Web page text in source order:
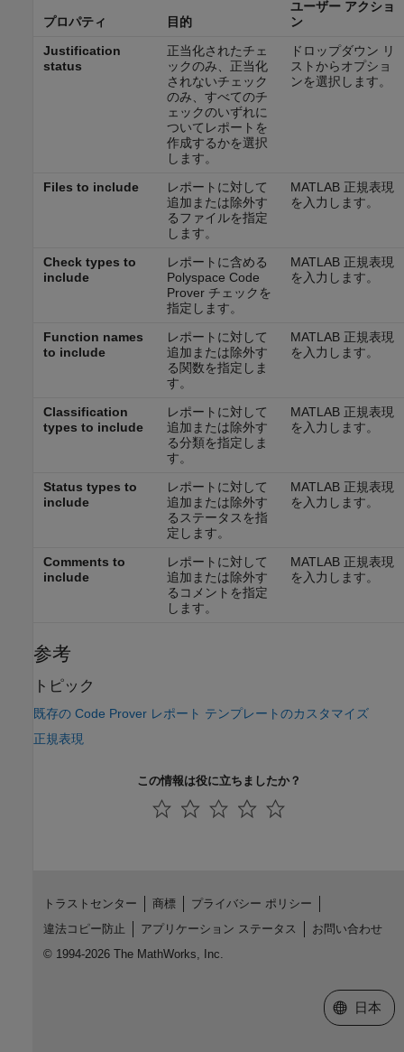
プロパティ 目的
ユーザー アクショ
ン
Justification
status
正当化されたチェ
ックのみ、正当化
されないチェック
のみ、すべてのチ
ェックのいずれに
ついてレポートを
作成するかを選択
します。
ドロップダウン リ
ストからオプショ
ンを選択します。
Files to include
レポートに対して
追加または除外す
るファイルを指定
します。
MATLAB 正規表現
を入力します。
Check types to
include
レポートに含める
Polyspace Code
Proverチェックを
指定します。
MATLAB 正規表現
を入力します。
Function names
to include
レポートに対して
追加または除外す
る関数を指定しま
す。
MATLAB 正規表現
を入力します。
Classification
types to include
レポートに対して
追加または除外す
る分類を指定しま
す。
MATLAB 正規表現
を入力します。
Status types to
include
レポートに対して
追加または除外す
るステータスを指
定します。
MATLAB 正規表現
を入力します。
Comments to
include
レポートに対して
追加または除外す
るコメントを指定
します。
MATLAB 正規表現
を入力します。
参考
トピック
既存の Code Prover レポート テンプレートのカスタマイズ
正規表現
この情報は役に立ちましたか？
トラストセンター 商標
プライバシー ポリシー
違法コピー防止
アプリケーション ステータス
お問い合わせ
© 1994-2026 The MathWorks, Inc.
Web サイ
日本